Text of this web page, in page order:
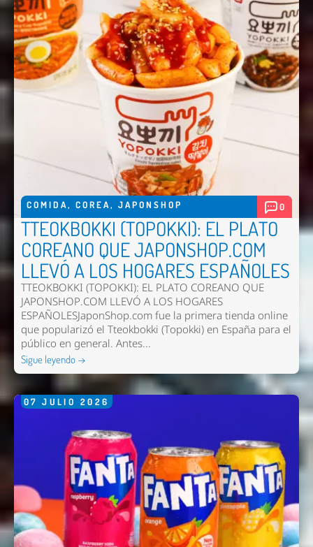
COMIDA, COREA, JAPONSHOP 0
TTEOKBOKKI (TOPOKKI): EL PLATO
COREANO QUE JAPONSHOP.COM
LLEVÓ A LOS HOGARES ESPAÑOLES
TTEOKBOKKI (TOPOKKI): EL PLATO COREANO QUE
JAPONSHOP.COM LLEVÓ A LOS HOGARES
ESPAÑOLESJaponShop.com fue la primera tienda online
que popularizó el Tteokbokki (Topokki) en España para el
público en general. Antes...
Sigue leyendo →
07 JULIO 2026